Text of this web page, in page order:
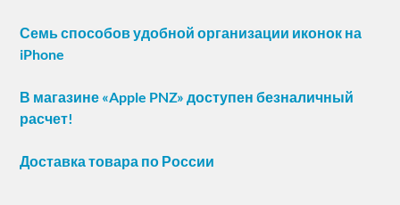
Семь способов удобной организации иконок на
iPhone
В магазине «Apple PNZ» доступен безналичный
расчет!
Доставка товара по России